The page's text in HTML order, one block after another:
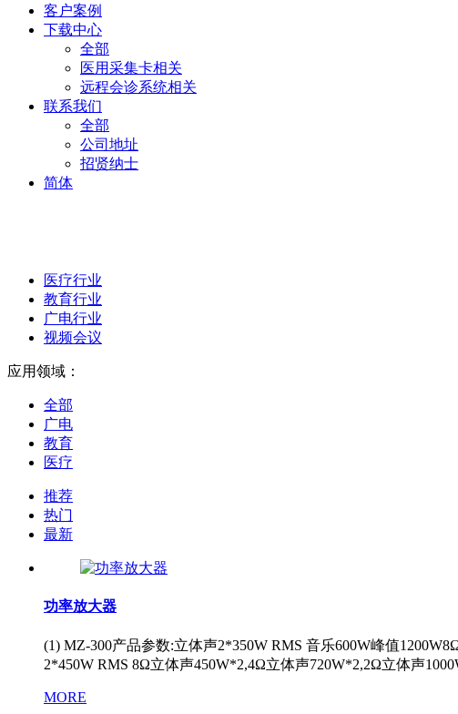
客户案例
下载中心
全部
医用采集卡相关
远程会诊系统相关
联系我们
全部
公司地址
招贤纳士
简体
医疗行业
教育行业
广电行业
视频会议
应用领域：
全部
广电
教育
医疗
推荐
热门
最新
功率放大器
(1) MZ-300产品参数:立体声2*350W RMS 音乐600W峰值
2*450W RMS 8Ω立体声450W*2,4Ω立体声720W*2,2Ω立体声
MORE